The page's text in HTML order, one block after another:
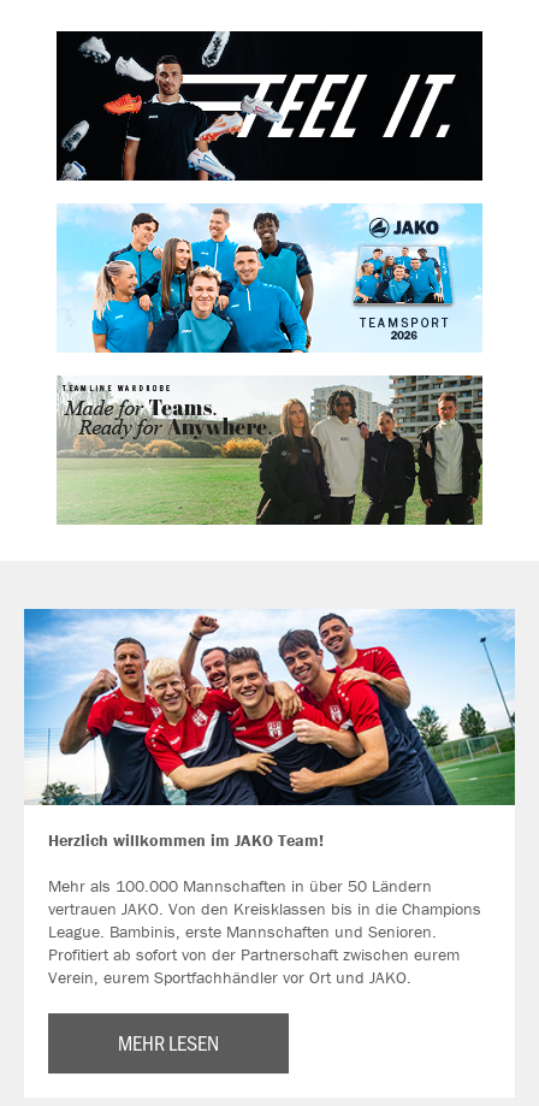
Herzlich willkommen im JAKO Team!
Mehr als 100.000 Mannschaften in über 50 Ländern
vertrauen JAKO. Von den Kreisklassen bis in die Champions
League. Bambinis, erste Mannschaften und Senioren.
Profitiert ab sofort von der Partnerschaft zwischen eurem
Verein, eurem Sportfachhändler vor Ort und JAKO.
MEHR LESEN